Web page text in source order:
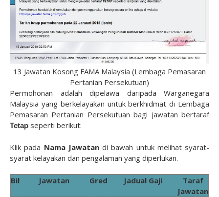
13 Jawatan Kosong FAMA Malaysia (Lembaga Pemasaran
Pertanian Persekutuan)
Permohonan adalah dipelawa daripada Warganegara
Malaysia yang berkelayakan untuk berkhidmat di Lembaga
Pemasaran Pertanian Persekutuan bagi jawatan bertaraf
Tetap seperti berikut:
Klik pada Nama Jawatandi bawah untuk melihat syarat-
syarat kelayakan dan pengalaman yang diperlukan.
Bil Jawatan Gred Jadual Gaji
Taraf
Jawatan